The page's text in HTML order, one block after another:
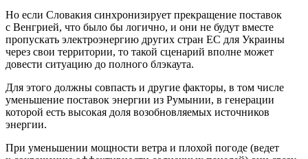
Но если Словакия синхронизирует прекращение поставок
с Венгрией, что было бы логично, и они не будут вместе
пропускать электроэнергию других стран ЕС для Украины
через свои территории, то такой сценарий вполне может
довести ситуацию до полного блэкаута.
Для этого должны совпасть и другие факторы, в том числе
уменьшение поставок энергии из Румынии, в генерации
которой есть высокая доля возобновляемых источников
энергии.
При уменьшении мощности ветра и плохой погоде (ведет